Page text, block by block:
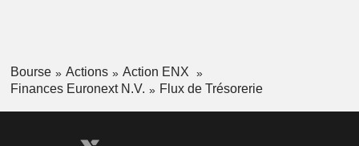
Bourse Actions
Action ENX
Finances Euronext N.V.
Flux de Trésorerie